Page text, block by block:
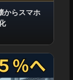
からスマホ